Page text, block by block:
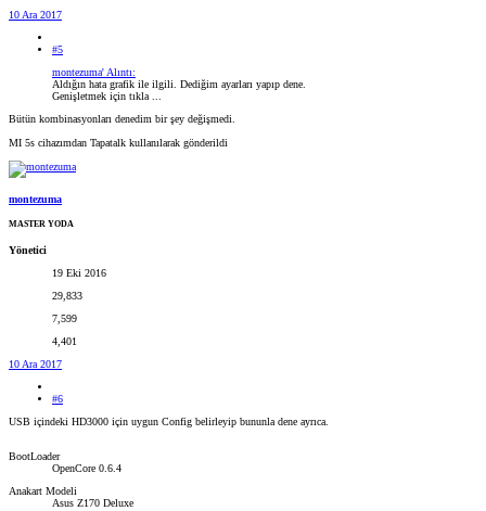
10 Ara 2017
#5
montezuma' Alıntı:
Aldığın hata grafik ile ilgili. Dediğim ayarları yapıp dene.
Genişletmek için tıkla ...
Bütün kombinasyonları denedim bir şey değişmedi.
MI 5s cihazımdan Tapatalk kullanılarak gönderildi
montezuma
MASTER YODA
Yönetici
19 Eki 2016
29,833
7,599
4,401
10 Ara 2017
#6
USB içindeki HD3000 için uygun Config belirleyip bununla dene ayrıca.
BootLoader
OpenCore 0.6.4
Anakart Modeli
Asus Z170 Deluxe